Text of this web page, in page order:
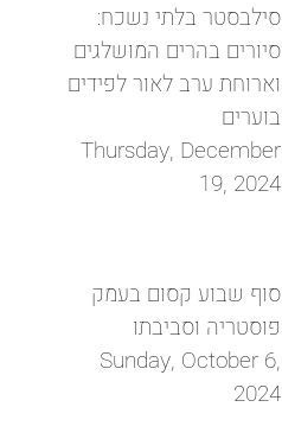
סילבסטר בלתי נשכח:
סיורים בהרים המושלגים
וארוחת ערב לאור לפידים
בוערים
Thursday, December
19, 2024
סוף שבוע קסום בעמק
פוסטריה וסביבתו
Sunday, October 6,
2024